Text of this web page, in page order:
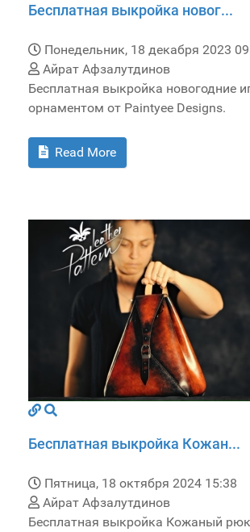
Бесплатная выкройка новог...
Понедельник, 18 декабря 2023
Айрат Афзалутдинов
Бесплатная выкройка новогодние
орнаментом от Paintyee Designs.
Read More
Бесплатная выкройка Кожан...
Пятница, 18 октября 2024 15:38
Айрат Афзалутдинов
Бесплатная выкройка Кожаный